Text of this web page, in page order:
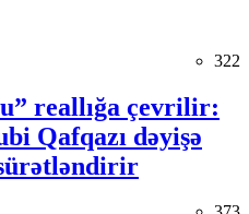
322
reallığa çevrilir:
Qafqazı dəyişə